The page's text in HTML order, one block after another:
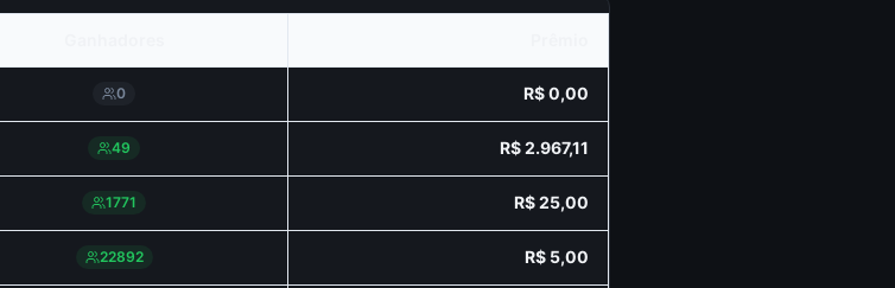
0 R$ 0,00
49 R$ 2.967,11
1771 R$ 25,00
22892 R$ 5,00